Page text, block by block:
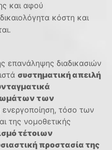
και αφού
κόστη και
επανάληψης διαδικασιών
συστηματική απειλή
των
ενεργοποίηση, τόσο των
της νομοθετικής
τέτοιων
προστασία της